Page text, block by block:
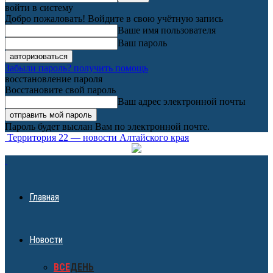
войти в систему
Добро пожаловать! Войдите в свою учётную запись
Ваше имя пользователя
Ваш пароль
Забыли пароль? получить помощь
восстановление пароля
Восстановите свой пароль
Ваш адрес электронной почты
Пароль будет выслан Вам по электронной почте.
Территория 22 — новости Алтайского края
Главная
Новости
ВСЕДЕНЬ